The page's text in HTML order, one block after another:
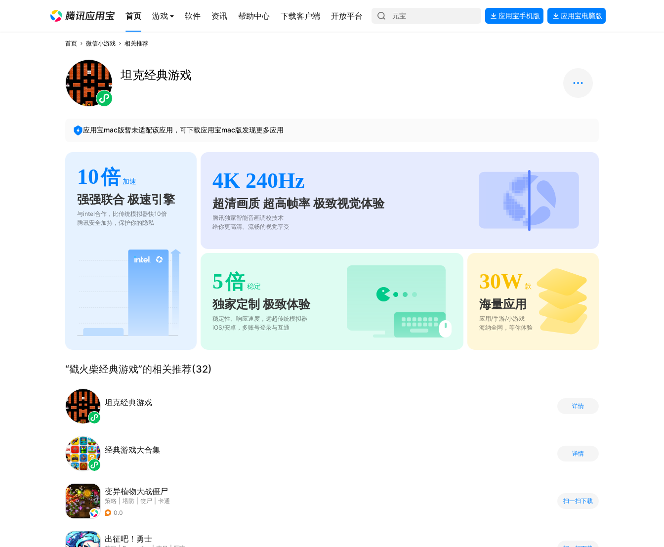
首页 游戏 软件 资讯 帮助中心 下载客户端 开放平台 应用宝手机版 应用宝电脑版
首页 微信小游戏 相关推荐
坦克经典游戏
应用宝mac版暂未适配该应用，可下载应用宝mac版发现更多应用
10倍 加速
强强联合 极速引擎
与intel合作，比传统模拟器快10倍
腾讯安全加持，保护你的隐私
4K 240Hz
超清画质 超高帧率 极致视觉体验
腾讯独家智能音画调校技术
给你更高清、流畅的视觉享受
5倍 稳定
独家定制 极致体验
稳定性、响应速度，远超传统模拟器
iOS/安卓，多账号登录与互通
30W 款
海量应用
应用/手游/小游戏
海纳全网，等你体验
“戳火柴经典游戏”的相关推荐(32)
坦克经典游戏 详情
经典游戏大合集 详情
变异植物大战僵尸
策略 塔防 丧尸
卡通
0.0
扫一扫下载
出征吧！勇士